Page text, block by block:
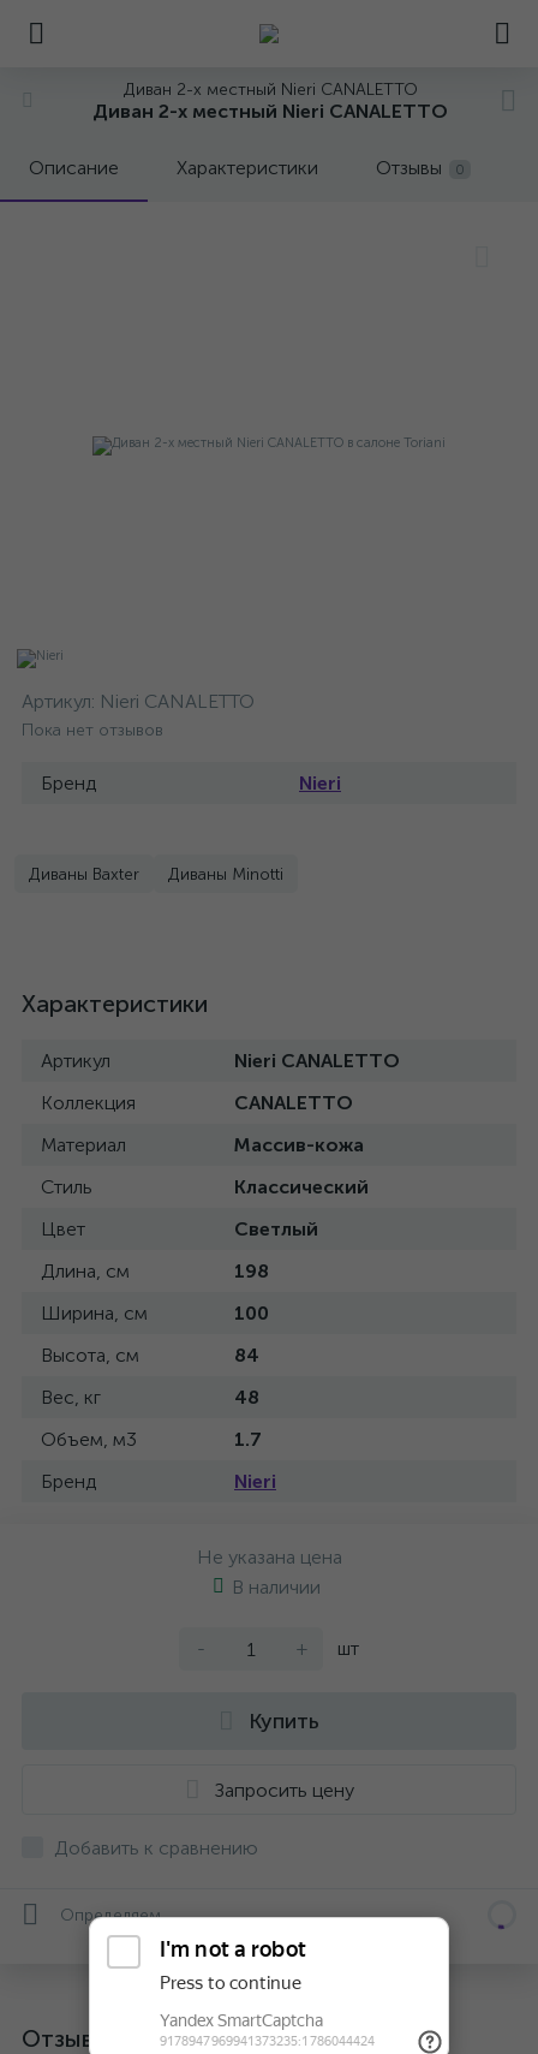
Диван 2-х местный Nieri CANALETTO
Диван 2-х местный Nieri CANALETTO
Описание Характеристики Отзывы 0
Артикул: Nieri CANALETTO
Пока нет отзывов
Бренд Nieri
Диваны Baxter Диваны Minotti
Характеристики
Артикул
Nieri CANALETTO
Коллекция
CANALETTO
Материал
Массив-кожа
Стиль
Классический
Цвет
Светлый
Длина, см
198
Ширина, см
100
Высота, см
84
Вес, кг
48
Объем, м3
1.7
Бренд
Nieri
Не указана цена
В наличии
- + шт
Купить
Запросить цену
Добавить к сравнению
Определяем...
Отзывы